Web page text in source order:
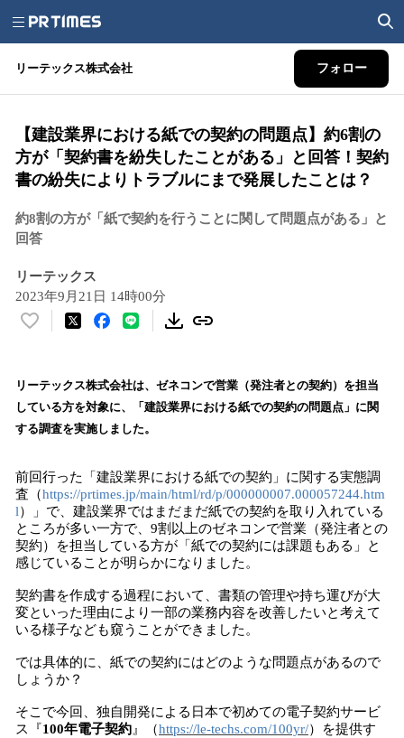
リーテックス株式会社 フォロー
【建設業界における紙での契約の問題点】約6割の
方が「契約書を紛失したことがある」と回答！契約
書の紛失によりトラブルにまで発展したことは？
約8割の方が「紙で契約を行うことに関して問題点がある」と
回答
リーテックス
2023年9月21日 14時00分
い
！
数
を
込
み
中
で
す
リーテックス株式会社は、ゼネコンで営業（発注者との契約）を担当
している方を対象に、「建設業界における紙での契約の問題点」に関
する調査を実施しました。
前回行った「建設業界における紙での契約」に関する実態調
査（https://prtimes.jp/main/html/rd/p/000000007.000057244.htm
l）」で、建設業界ではまだまだ紙での契約を取り入れている
ところが多い一方で、9割以上のゼネコンで営業（発注者との
契約）を担当している方が「紙での契約には課題もある」と
感じていることが明らかになりました。
契約書を作成する過程において、書類の管理や持ち運びが大
変といった理由により一部の業務内容を改善したいと考えて
いる様子なども窺うことができました。
では具体的に、紙での契約にはどのような問題点があるので
しょうか？
そこで今回、独自開発による日本で初めての電子契約サービ
ス『100年電子契約 』（https://le-techs.com/100yr/）を提供す